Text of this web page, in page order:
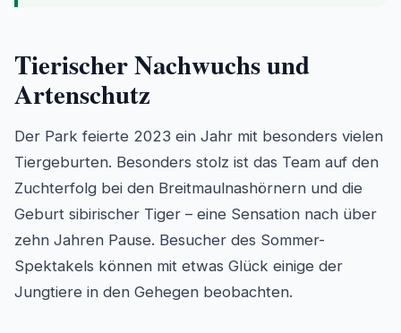
Tierischer Nachwuchs und
Artenschutz
Der Park feierte 2023 ein Jahr mit besonders vielen
Tiergeburten. Besonders stolz ist das Team auf den
Zuchterfolg bei den Breitmaulnashörnern und die
Geburt sibirischer Tiger – eine Sensation nach über
zehn Jahren Pause. Besucher des Sommer-
Spektakels können mit etwas Glück einige der
Jungtiere in den Gehegen beobachten.